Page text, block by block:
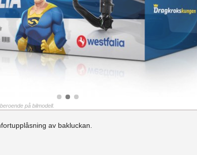
på bilmodell.
av bakluckan.